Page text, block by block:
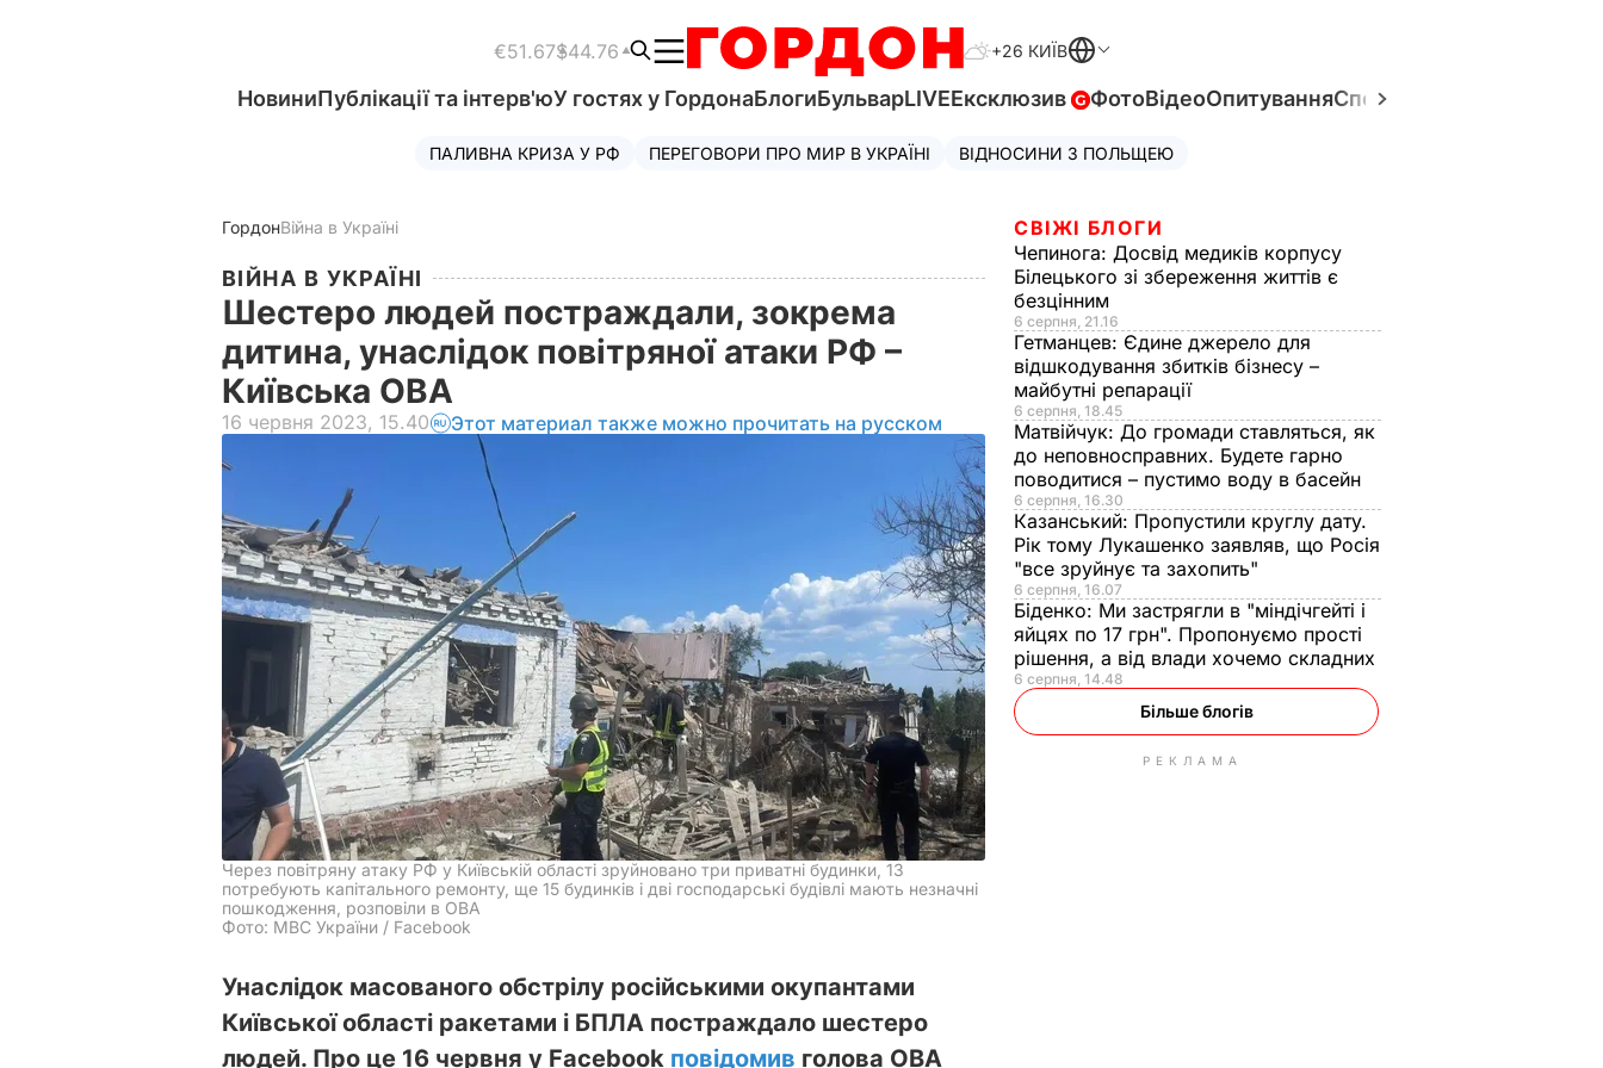
€51.67$44.76 +26 КИЇВ
НовиниПублікації та інтерв'юУ гостях у ГордонаБлогиБульварLIVEЕксклюзив ФотоВідеоОпитуванняСпецпроєкти
ПАЛИВНА КРИЗА У РФ ПЕРЕГОВОРИ ПРО МИР В УКРАЇНІ ВІДНОСИНИ З ПОЛЬЩЕЮ
ГордонВійна в Україні
ВІЙНА В УКРАЇНІ
Шестеро людей постраждали, зокрема
дитина, унаслідок повітряної атаки РФ –
Київська ОВА
16 червня 2023, 15.40 Этот материал также можно прочитать на русском
Через повітряну атаку РФ у Київській області зруйновано три приватні будинки, 13
потребують капітального ремонту, ще 15 будинків і дві господарські будівлі мають незначні
пошкодження, розповіли в ОВА
Фото: МВС України / Facebook
Унаслідок масованого обстрілу російськими окупантами
Київської області ракетами і БПЛА постраждало шестеро
людей. Про це 16 червня у Facebook повідомив голова ОВА
СВІЖІ БЛОГИ
Чепинога: Досвід медиків корпусу
Білецького зі збереження життів є
безцінним
6 серпня, 21.16
Гетманцев: Єдине джерело для
відшкодування збитків бізнесу –
майбутні репарації
6 серпня, 18.45
Матвійчук: До громади ставляться, як
до неповносправних. Будете гарно
поводитися – пустимо воду в басейн
6 серпня, 16.30
Казанський: Пропустили круглу дату.
Рік тому Лукашенко заявляв, що Росія
"все зруйнує та захопить"
6 серпня, 16.07
Біденко: Ми застрягли в "міндічгейті і
яйцях по 17 грн". Пропонуємо прості
рішення, а від влади хочемо складних
6 серпня, 14.48
Більше блогів
РЕКЛАМА